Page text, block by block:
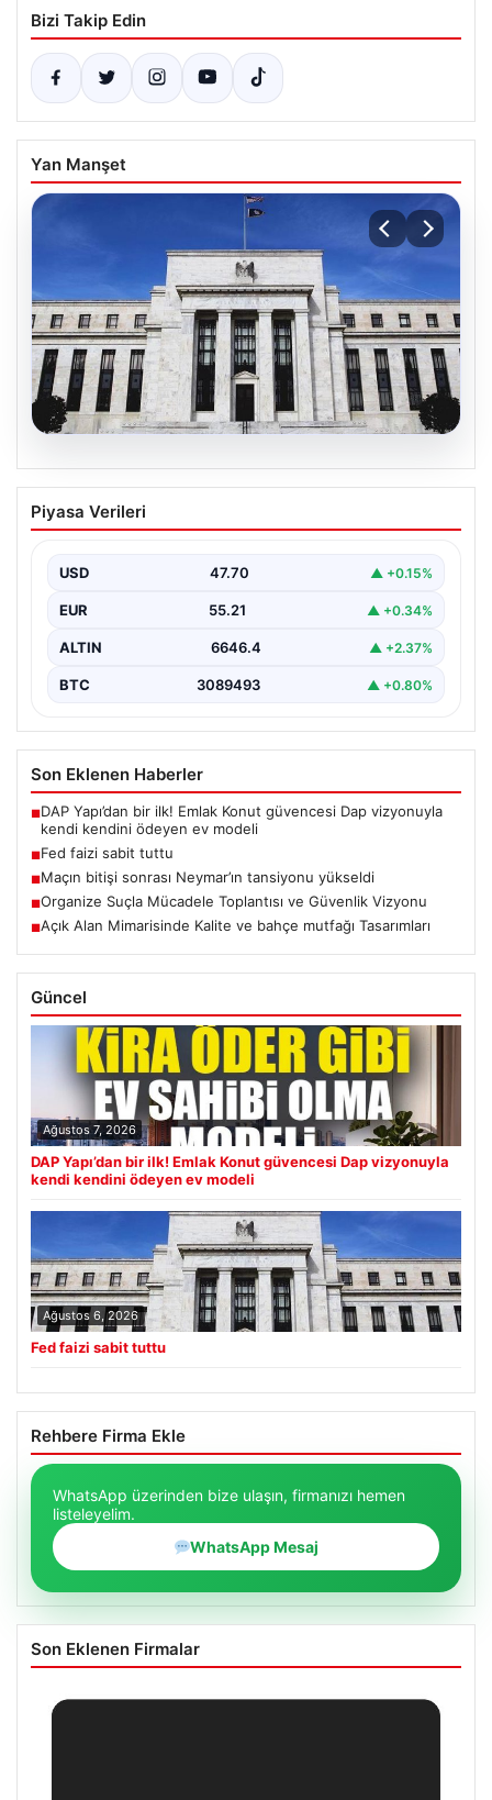
Bizi Takip Edin
Yan Manşet
06.08.2026
Fed faizi sabit tuttu
Piyasa Verileri
USD 47.70 ▲ +0.15%
EUR 55.21 ▲ +0.34%
ALTIN 6646.4 ▲ +2.37%
BTC 3089493 ▲ +0.80%
Son Eklenen Haberler
■DAP Yapı’dan bir ilk! Emlak Konut güvencesi Dap vizyonuyla
kendi kendini ödeyen ev modeli
■Fed faizi sabit tuttu
■Maçın bitişi sonrası Neymar’ın tansiyonu yükseldi
■Organize Suçla Mücadele Toplantısı ve Güvenlik Vizyonu
■Açık Alan Mimarisinde Kalite ve bahçe mutfağı Tasarımları
Güncel
Ağustos 7, 2026
DAP Yapı’dan bir ilk! Emlak Konut güvencesi Dap vizyonuyla
kendi kendini ödeyen ev modeli
Ağustos 6, 2026
Fed faizi sabit tuttu
Rehbere Firma Ekle
WhatsApp üzerinden bize ulaşın, firmanızı hemen
listeleyelim.
WhatsApp Mesaj
Son Eklenen Firmalar